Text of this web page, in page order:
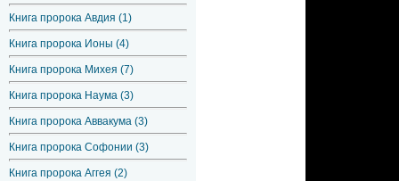
Книга пророка Авдия (1)
Книга пророка Ионы (4)
Книга пророка Михея (7)
Книга пророка Наума (3)
Книга пророка Аввакума (3)
Книга пророка Софонии (3)
Книга пророка Аггея (2)